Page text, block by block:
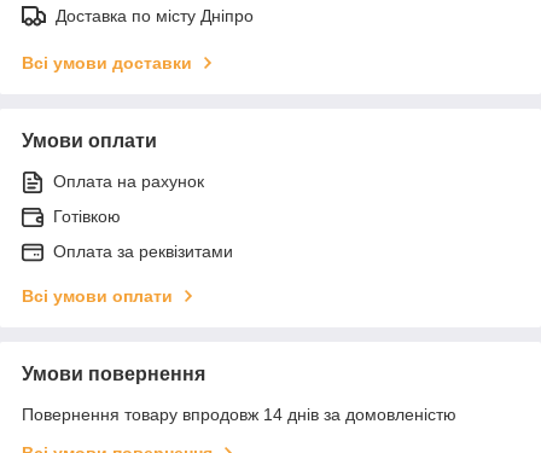
Доставка по місту Дніпро
Всі умови доставки
Умови оплати
Оплата на рахунок
Готівкою
Оплата за реквізитами
Всі умови оплати
Умови повернення
Повернення товару впродовж 14 днів за домовленістю